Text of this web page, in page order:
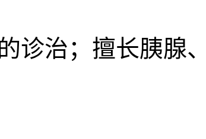
诊治；擅长胰腺